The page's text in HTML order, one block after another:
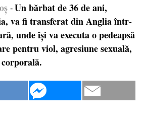
- Un bărbat de 36 de ani,
va fi transferat din Anglia într-
unde își va executa o pedeapsă
pentru viol, agresiune sexuală,